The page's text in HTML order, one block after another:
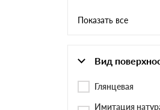
Показать все
Вид
Глянцевая
Имитация